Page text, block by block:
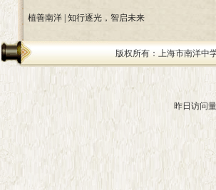
植善南洋 | 知行逐光，智启未来
版权所有：上海市南洋中
昨日访问